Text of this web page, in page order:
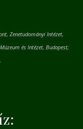
Zenetudományi Intézet,
és Intézet, Budapest;